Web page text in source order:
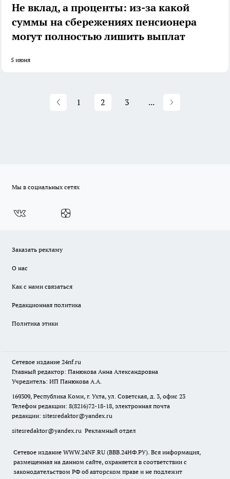
Не вклад, а проценты: из-за какой
суммы на сбережениях пенсионера
могут полностью лишить выплат
5 июня
1 2 3 ...
Мы в социальных сетях
Заказать рекламу
О нас
Как с нами связаться
Редакционная политика
Политика этики
Сетевое издание 24nf.ru
Главный редактор: Панюкова Анна Александровна
Учредитель: ИП Панюкова А.А.
169309, Республика Коми, г. Ухта, ул. Советская, д. 3, офис 23
Телефон редакции: 8(8216)72-18-18, электронная почта
редакции: sitesredaktor@yandex.ru
sitesredaktor@yandex.ru Рекламный отдел
Сетевое издание WWW.24NF.RU (ВВВ.24НФ.РУ). Вся информация,
размещенная на данном сайте, охраняется в соответствии с
законодательством РФ об авторском праве и не подлежит